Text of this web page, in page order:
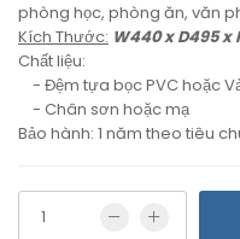
phòng học, phòng ăn, văn
Kích Thước: W440 x D495 x
Chất liệu:
- Đệm tựa bọc PVC hoặc
- Chân sơn hoặc mạ
Bảo hành: 1 năm theo tiêu